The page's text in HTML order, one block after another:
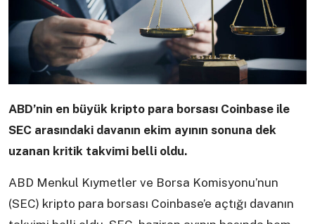
ABD’nin en büyük kripto para borsası Coinbase ile
SEC arasındaki davanın ekim ayının sonuna dek
uzanan kritik takvimi belli oldu.
ABD Menkul Kıymetler ve Borsa Komisyonu’nun
(SEC) kripto para borsası Coinbase’e açtığı davanın